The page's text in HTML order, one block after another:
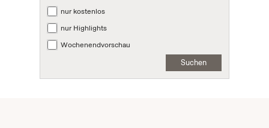
nur kostenlos
nur Highlights
Wochenendvorschau
Suchen